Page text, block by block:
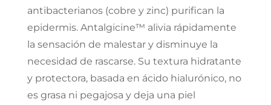
antibacterianos (cobre y zinc) purifican la
epidermis. Antalgicine™ alivia rápidamente
la sensación de malestar y disminuye la
necesidad de rascarse. Su textura hidratante
y protectora, basada en ácido hialurónico, no
es grasa ni pegajosa y deja una piel